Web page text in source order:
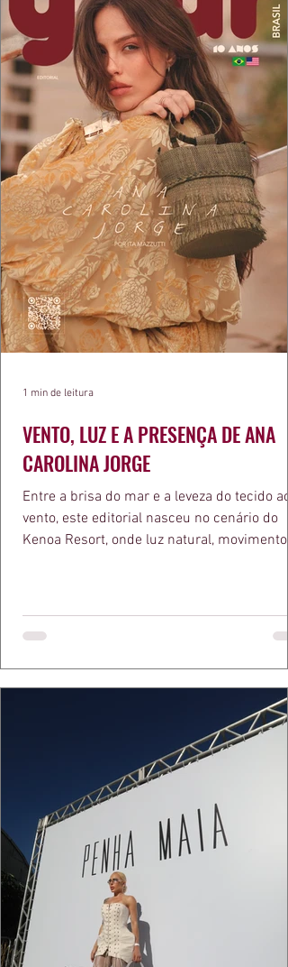
VENTO, LUZ E A PRESENÇA DE ANA
CAROLINA JORGE
Entre a brisa do mar e a leveza do tecido ao
vento, este editorial nasceu no cenário do
Kenoa Resort, onde luz natural, movimento e
algo de intemporal em vestir o vento e
que ele conduza a cena. Cada dobra do
cada reflexo dourado da luz sobre a pe
1 min de leitura